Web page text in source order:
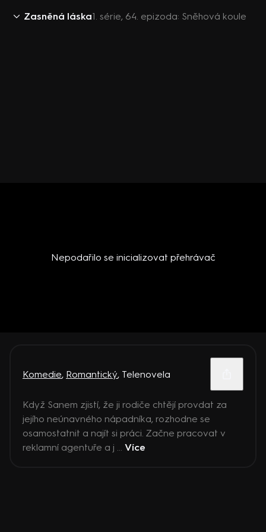
Zasněná láska1. série, 64. epizoda: Sněhová koule
Nepodařilo se inicializovat přehrávač
Komedie, Romantický, Telenovela
Když Sanem zjistí, že ji rodiče chtějí provdat za
jejího neúnavného nápadníka, rozhodne se
osamostatnit a najít si práci. Začne pracovat v
reklamní agentuře a j ... Více